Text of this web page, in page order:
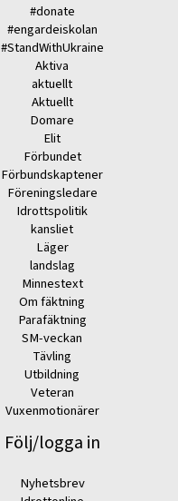
#donate
#engardeiskolan
#StandWithUkraine
Aktiva
aktuellt
Aktuellt
Domare
Elit
Förbundet
Förbundskaptener
Föreningsledare
Idrottspolitik
kansliet
Läger
landslag
Minnestext
Om fäktning
Parafäktning
SM-veckan
Tävling
Utbildning
Veteran
Vuxenmotionärer
Följ/logga in
Nyhetsbrev